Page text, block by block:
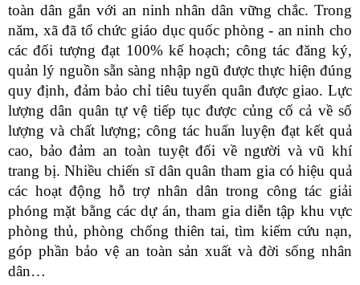
toàn dân gắn với an ninh nhân dân vững chắc. Trong
năm, xã đã tổ chức giáo dục quốc phòng - an ninh cho
các đối tượng đạt 100% kế hoạch; công tác đăng ký,
quản lý nguồn sẵn sàng nhập ngũ được thực hiện đúng
quy định, đảm bảo chỉ tiêu tuyển quân được giao. Lực
lượng dân quân tự vệ tiếp tục được củng cố cả về số
lượng và chất lượng; công tác huấn luyện đạt kết quả
cao, bảo đảm an toàn tuyệt đối về người và vũ khí
trang bị. Nhiều chiến sĩ dân quân tham gia có hiệu quả
các hoạt động hỗ trợ nhân dân trong công tác giải
phóng mặt bằng các dự án, tham gia diễn tập khu vực
phòng thủ, phòng chống thiên tai, tìm kiếm cứu nạn,
góp phần bảo vệ an toàn sản xuất và đời sống nhân
dân…